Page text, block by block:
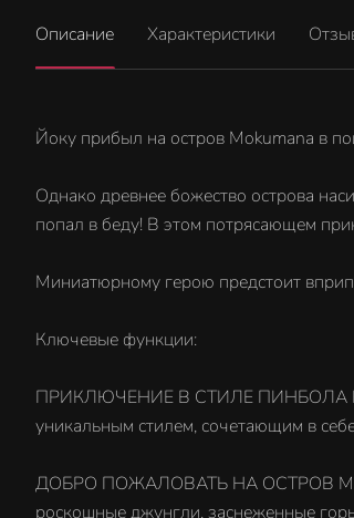
Описание Характеристики
Йоку прибыл на остров Mokumana в
Однако древнее божество острова
попал в беду! В этом потрясающем
Миниатюрному герою предстоит
Ключевые функции:
ПРИКЛЮЧЕНИЕ В СТИЛЕ ПИНБОЛА В
уникальным стилем, сочетающим в
ДОБРО ПОЖАЛОВАТЬ НА ОСТРОВ
роскошные джунгли, заснеженные